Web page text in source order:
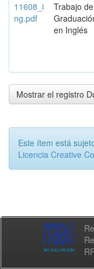
11608_i
ng.pdf
Trabajo de
en Inglés
Mostrar el registro
Este ítem está
Licencia Creative